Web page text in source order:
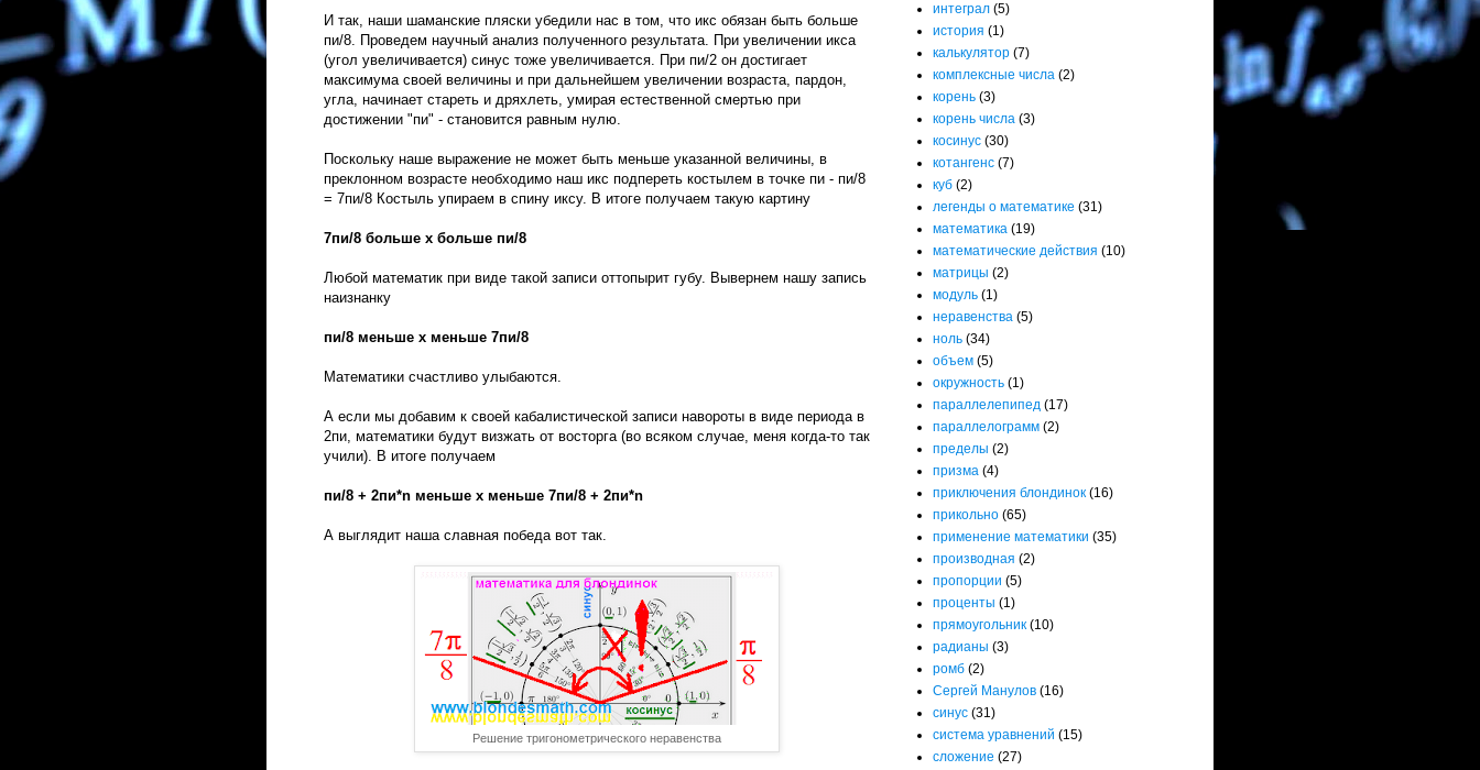
И так, наши шаманские пляски убедили нас в том, что икс обязан быть больше
пи/8. Проведем научный анализ полученного результата. При увеличении икса
(угол увеличивается) синус тоже увеличивается. При пи/2 он достигает
максимума своей величины и при дальнейшем увеличении возраста, пардон,
угла, начинает стареть и дряхлеть, умирая естественной смертью при
достижении "пи" - становится равным нулю.
Поскольку наше выражение не может быть меньше указанной величины, в
преклонном возрасте необходимо наш икс подпереть костылем в точке пи - пи/8
= 7пи/8 Костыль упираем в спину иксу. В итоге получаем такую картину
7пи/8 больше x больше пи/8
Любой математик при виде такой записи оттопырит губу. Вывернем нашу запись
наизнанку
пи/8 меньше x меньше 7пи/8
Математики счастливо улыбаются.
А если мы добавим к своей кабалистической записи навороты в виде периода в
2пи, математики будут визжать от восторга (во всяком случае, меня когда-то так
учили). В итоге получаем
пи/8 + 2пи*n меньше x меньше 7пи/8 + 2пи*n
А выглядит наша славная победа вот так.
Решение тригонометрического неравенства
интеграл (5)
история (1)
калькулятор (7)
комплексные числа (2)
корень (3)
корень числа (3)
косинус (30)
котангенс (7)
куб (2)
легенды о математике (31)
математика (19)
математические действия (10)
матрицы (2)
модуль (1)
неравенства (5)
ноль (34)
объем (5)
окружность (1)
параллелепипед (17)
параллелограмм (2)
пределы (2)
призма (4)
приключения блондинок (16)
прикольно (65)
применение математики (35)
производная (2)
пропорции (5)
проценты (1)
прямоугольник (10)
радианы (3)
ромб (2)
Сергей Манулов (16)
синус (31)
система уравнений (15)
сложение (27)